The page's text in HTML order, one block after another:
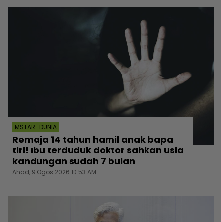
MSTAR | DUNIA
Remaja 14 tahun hamil anak bapa
tiri! Ibu terduduk doktor sahkan usia
kandungan sudah 7 bulan
Ahad, 9 Ogos 2026 10:53 AM